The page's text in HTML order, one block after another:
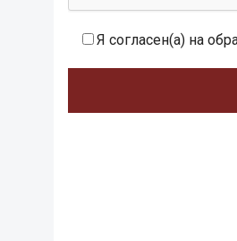
Я согласен(а) на